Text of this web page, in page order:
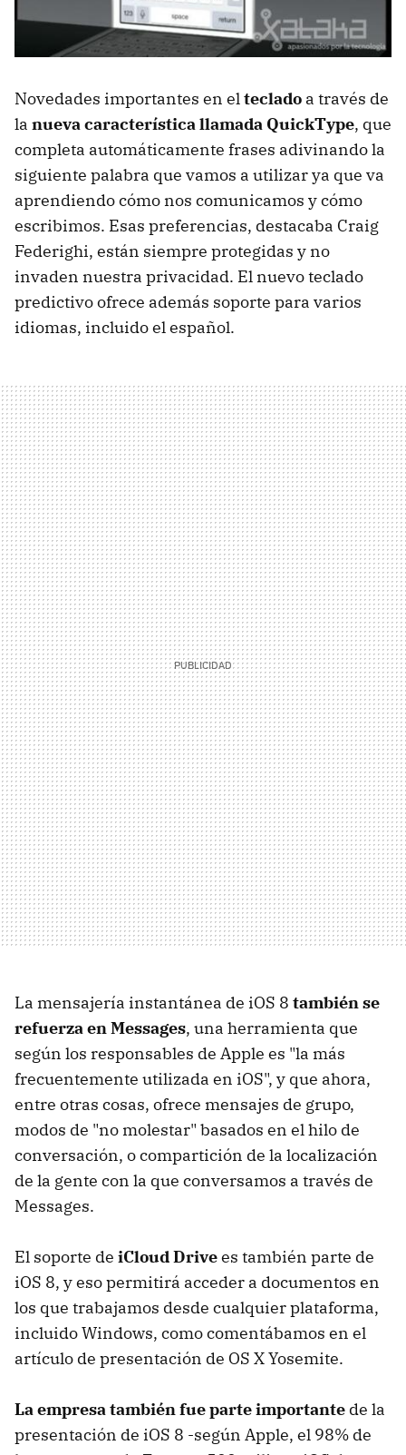
Novedades importantes en elteclado a través de
la nueva característica llamada QuickType, que
completa automáticamente frases adivinando la
siguiente palabra que vamos a utilizar ya que va
aprendiendo cómo nos comunicamos y cómo
escribimos. Esas preferencias, destacaba Craig
Federighi, están siempre protegidas y no
invaden nuestra privacidad. El nuevo teclado
predictivo ofrece además soporte para varios
idiomas, incluido el español.
La mensajería instantánea de iOS 8 también se
refuerza en Messages, una herramienta que
según los responsables de Apple es "la más
frecuentemente utilizada en iOS", y que ahora,
entre otras cosas, ofrece mensajes de grupo,
modos de "no molestar" basados en el hilo de
conversación, o compartición de la localización
de la gente con la que conversamos a través de
Messages.
El soporte de iCloud Drivees también parte de
iOS 8, y eso permitirá acceder a documentos en
los que trabajamos desde cualquier plataforma,
incluido Windows, como comentábamos en el
artículo de presentación de OS X Yosemite.
La empresa también fue parte importante de la
presentación de iOS 8 -según Apple, el 98% de